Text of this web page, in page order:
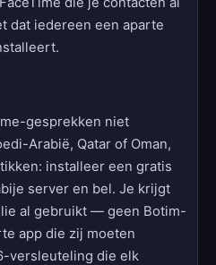
dat iedereen een aparte
gesprekken niet
Arabië, Qatar of Oman,
installeer een gratis
server en bel. Je krijgt
al gebruikt — geen Botim-
app die zij moeten
versleuteling die elk